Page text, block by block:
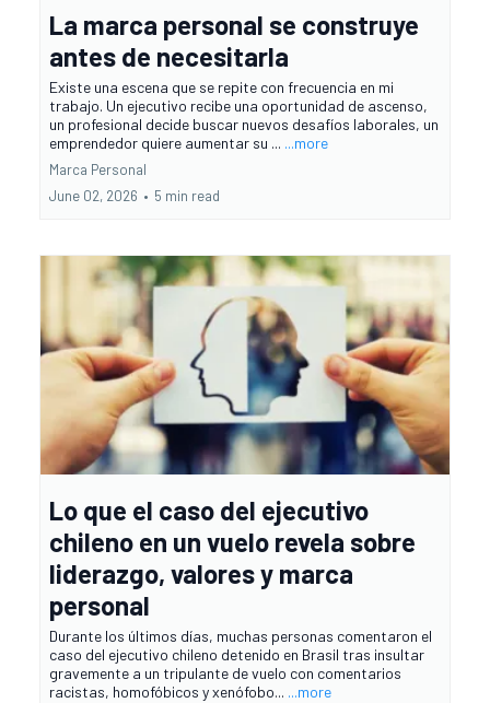
La marca personal se construye
antes de necesitarla
Existe una escena que se repite con frecuencia en mi
trabajo. Un ejecutivo recibe una oportunidad de ascenso,
un profesional decide buscar nuevos desafíos laborales, un
emprendedor quiere aumentar su ... ...more
Marca Personal
June 02, 2026 • 5 min read
Lo que el caso del ejecutivo
chileno en un vuelo revela sobre
liderazgo, valores y marca
personal
Durante los últimos días, muchas personas comentaron el
caso del ejecutivo chileno detenido en Brasil tras insultar
gravemente a un tripulante de vuelo con comentarios
racistas, homofóbicos y xenófobo... ...more